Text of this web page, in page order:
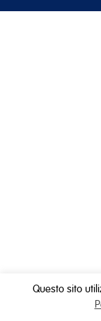
Questo sito